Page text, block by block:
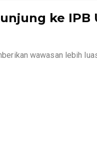
ke IPB
wawasan lebih